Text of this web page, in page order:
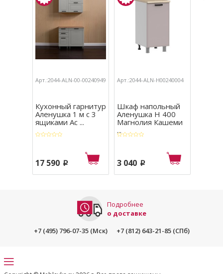
Арт.:2044-ALN-00-00240949
Кухонный гарнитур
Аленушка 1 м с 3
ящиками Ас ...
17 590 p
Арт.:2044-ALN-Н00240004
Шкаф напольный
Аленушка Н 400
Магнолия Кашеми
...
3 040 p
Подробнее
о доставке
+7 (495) 796-07-35 (Мск)
+7 (812) 643-21-85 (СПб)